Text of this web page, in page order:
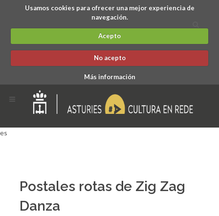
Usamos cookies para ofrecer una mejor experiencia de
navegación.
Acepto
No acepto
Más información
es
Postales rotas de Zig Zag
Danza